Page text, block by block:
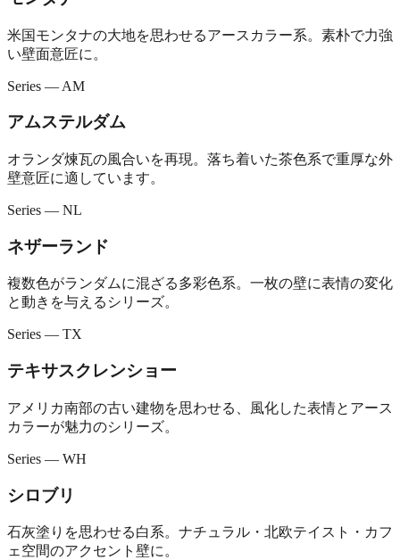
米国モンタナの大地を思わせるアースカラー系。素朴で力強
い壁面意匠に。
Series — AM
アムステルダム
オランダ煉瓦の風合いを再現。落ち着いた茶色系で重厚な外
壁意匠に適しています。
Series — NL
ネザーランド
複数色がランダムに混ざる多彩色系。一枚の壁に表情の変化
と動きを与えるシリーズ。
Series — TX
テキサスクレンショー
アメリカ南部の古い建物を思わせる、風化した表情とアース
カラーが魅力のシリーズ。
Series — WH
シロブリ
石灰塗りを思わせる白系。ナチュラル・北欧テイスト・カフ
ェ空間のアクセント壁に。